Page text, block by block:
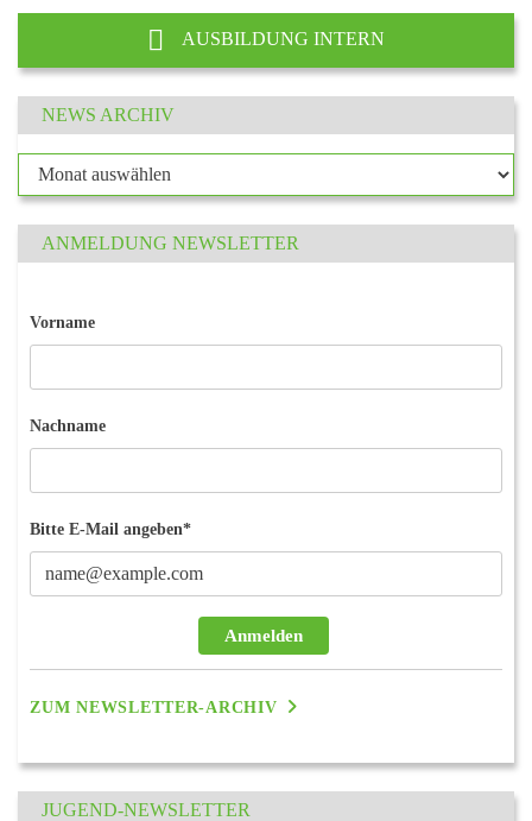
AUSBILDUNG INTERN
NEWS ARCHIV
ANMELDUNG NEWSLETTER
Vorname
Nachname
Bitte E-Mail angeben*
Anmelden
ZUM NEWSLETTER-ARCHIV
JUGEND-NEWSLETTER